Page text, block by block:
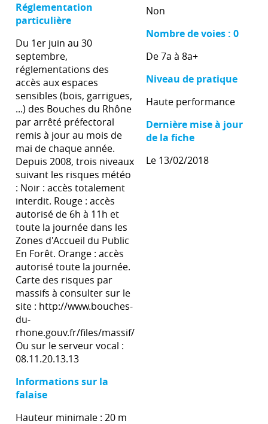
Réglementation
particulière
Du 1er juin au 30
septembre,
réglementations des
accès aux espaces
sensibles (bois, garrigues,
...) des Bouches du Rhône
par arrêté préfectoral
remis à jour au mois de
mai de chaque année.
Depuis 2008, trois niveaux
suivant les risques météo
: Noir : accès totalement
interdit. Rouge : accès
autorisé de 6h à 11h et
toute la journée dans les
Zones d'Accueil du Public
En Forêt. Orange : accès
autorisé toute la journée.
Carte des risques par
massifs à consulter sur le
site : http://www.bouches-
du-
rhone.gouv.fr/files/massif/
Ou sur le serveur vocal :
08.11.20.13.13
Informations sur la
falaise
Hauteur minimale : 20 m
Non
Nombre de voies : 0
De 7a à 8a+
Niveau de pratique
Haute performance
Dernière mise à jour
de la fiche
Le 13/02/2018